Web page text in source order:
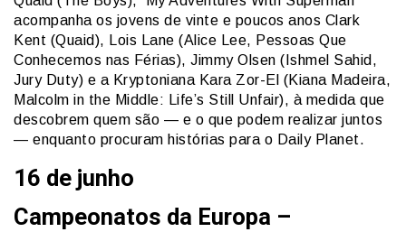
acompanha os jovens de vinte e poucos anos Clark
Kent (Quaid), Lois Lane (Alice Lee, Pessoas Que
Conhecemos nas Férias), Jimmy Olsen (Ishmel Sahid,
Jury Duty) e a Kryptoniana Kara Zor-El (Kiana Madeira,
Malcolm in the Middle: Life’s Still Unfair), à medida que
descobrem quem são — e o que podem realizar juntos
— enquanto procuram histórias para o Daily Planet.
16 de junho
Campeonatos da Europa –